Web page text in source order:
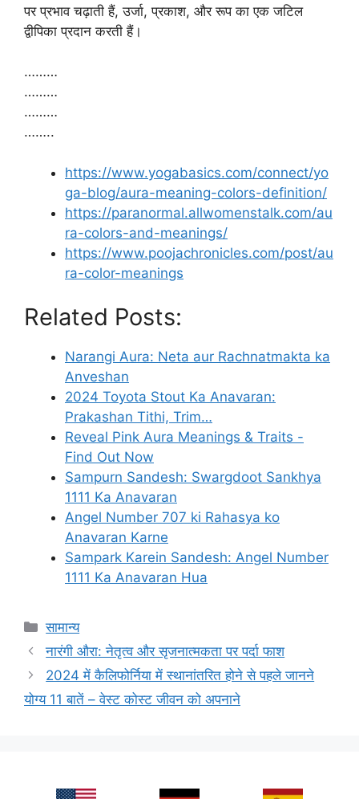
पर प्रभाव चढ़ाती हैं, उर्जा, प्रकाश, और रूप का एक जटिल
द्वीपिका प्रदान करती हैं।
………
………
………
……..
https://www.yogabasics.com/connect/yo
ga-blog/aura-meaning-colors-definition/
https://paranormal.allwomenstalk.com/au
ra-colors-and-meanings/
https://www.poojachronicles.com/post/au
ra-color-meanings
Related Posts:
Narangi Aura: Neta aur Rachnatmakta ka
Anveshan
2024 Toyota Stout Ka Anavaran:
Prakashan Tithi, Trim…
Reveal Pink Aura Meanings & Traits -
Find Out Now
Sampurn Sandesh: Swargdoot Sankhya
1111 Ka Anavaran
Angel Number 707 ki Rahasya ko
Anavaran Karne
Sampark Karein Sandesh: Angel Number
1111 Ka Anavaran Hua
Categories
सामान्य
नारंगी औरा: नेतृत्व और सृजनात्मकता पर पर्दा फाश
2024 में कैलिफोर्निया में स्थानांतरित होने से पहले जानने
योग्य 11 बातें – वेस्ट कोस्ट जीवन को अपनाने